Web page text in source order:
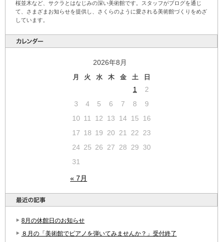
桜並木など、サクラとはなじみの深い美術館です。スタッフがブログを通じ
て、さまざまお知らせを提供し、さくらのように愛される美術館づくりをめざ
しています。
2026年8月
月 火 水 木 金 土 日
« 7月
1
2
3
4 5 6 7 8
9
10 11 12 13 14 15
16
17 18 19 20 21 22
23
24 25 26 27 28 29
30
31
8月の休館日のお知らせ
８月の「美術館でピアノを弾いてみませんか？」受付終了